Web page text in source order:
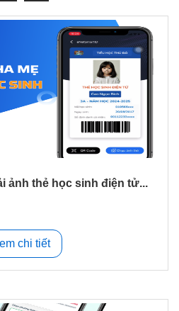
ảnh thẻ học sinh điện tử...
chi tiết